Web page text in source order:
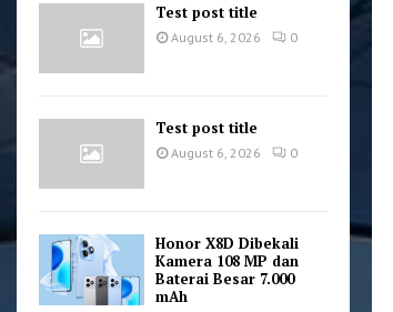
Test post title
August 6, 2026 0
Test post title
August 6, 2026 0
Honor X8D Dibekali
Kamera 108 MP dan
Baterai Besar 7.000
mAh